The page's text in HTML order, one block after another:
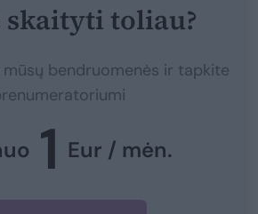
toliau?
mūsų bendruomenės ir tapkite
1 Eur / mėn.